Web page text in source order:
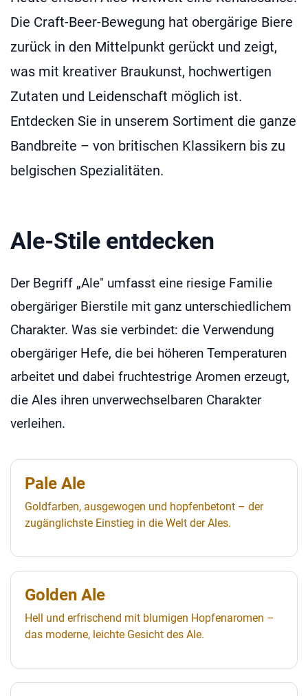
Die Craft-Beer-Bewegung hat obergärige Biere
zurück in den Mittelpunkt gerückt und zeigt,
was mit kreativer Braukunst, hochwertigen
Zutaten und Leidenschaft möglich ist.
Entdecken Sie in unserem Sortiment die ganze
Bandbreite – von britischen Klassikern bis zu
belgischen Spezialitäten.
Ale-Stile entdecken
Der Begriff „Ale" umfasst eine riesige Familie
obergäriger Bierstile mit ganz unterschiedlichem
Charakter. Was sie verbindet: die Verwendung
obergäriger Hefe, die bei höheren Temperaturen
arbeitet und dabei fruchtestrige Aromen erzeugt,
die Ales ihren unverwechselbaren Charakter
verleihen.
Pale Ale
Goldfarben, ausgewogen und hopfenbetont – der
zugänglichste Einstieg in die Welt der Ales.
Golden Ale
Hell und erfrischend mit blumigen Hopfenaromen –
das moderne, leichte Gesicht des Ale.